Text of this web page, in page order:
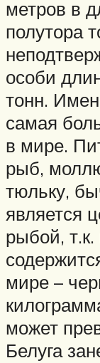
метров в
полутора
особи
тонн.
самая
в мире.
рыб,
тюльку,
является
рыбой,
мире –
может
Белуга